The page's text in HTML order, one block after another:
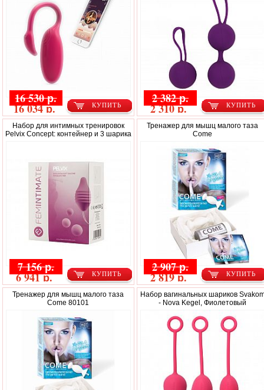
КУПИТЬ
16 530 р.
16 034 р. КУПИТЬ
2 382 р.
2 310 р.
Набор для интимных тренировок
Pelvix Concept: контейнер и 3 шарика
КУПИТЬ
7 156 р.
6 941 р.
Тренажер для мышц малого таза
Come
КУПИТЬ
2 907 р.
2 819 р.
Тренажер для мышц малого таза
Come 80101
Набор вагинальных шариков
- Nova Kegel, Фиолетовый